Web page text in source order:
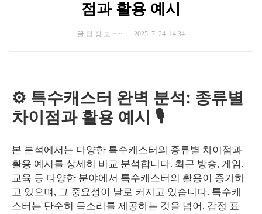
점과 활용 예시
꿀 팁 정 보 ~ ~ 2025. 7. 24. 14:34
⚙️ 특수캐스터 완벽 분석: 종류별
차이점과 활용 예시 🎙️
본 분석에서는 다양한 특수캐스터의 종류별 차이점과
활용 예시를 상세히 비교 분석합니다. 최근 방송, 게임,
교육 등 다양한 분야에서 특수캐스터의 활용이 증가하
고 있으며, 그 중요성이 날로 커지고 있습니다. 특수캐
스터는 단순히 목소리를 제공하는 것을 넘어, 감정 표